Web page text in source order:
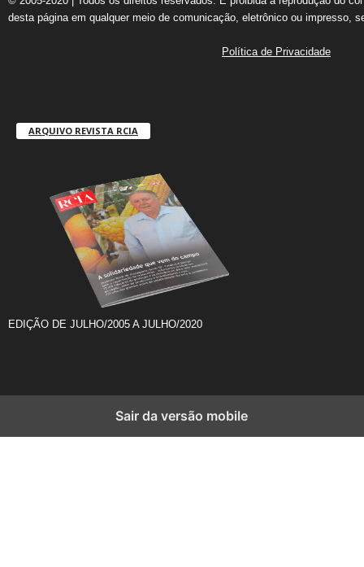
desta página em qualquer meio de comunicação, eletrônico ou impresso,
Política de Privacidade
ARQUIVO REVISTA RCIA
EDIÇÃO DE JULHO/2005 A JULHO/2020
Sair da versão mobile